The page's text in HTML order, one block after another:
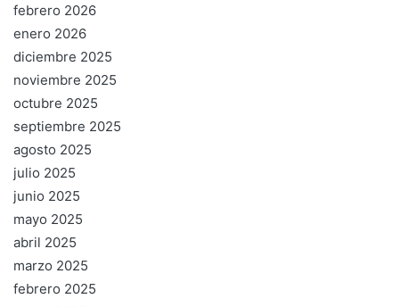
febrero 2026
enero 2026
diciembre 2025
noviembre 2025
octubre 2025
septiembre 2025
agosto 2025
julio 2025
junio 2025
mayo 2025
abril 2025
marzo 2025
febrero 2025